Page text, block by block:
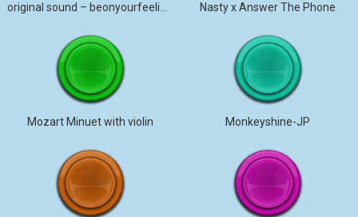
Nasty x Answer The Phone
Mozart Minuet with violin Monkeyshine-JP